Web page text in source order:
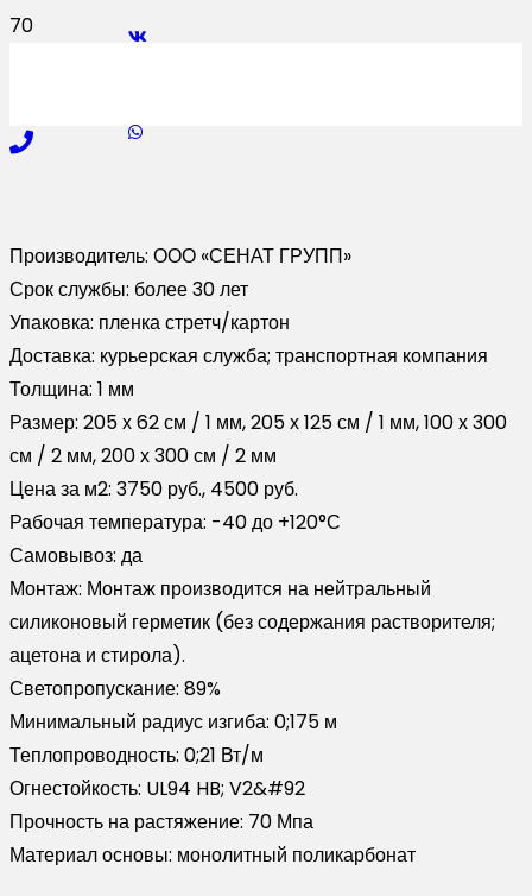
Производитель: ООО «СЕНАТ ГРУПП»
Срок службы: более 30 лет
Упаковка: пленка стретч/картон
Доставка: курьерская служба; транспортная компания
Толщина: 1 мм
Размер: 205 х 62 см / 1 мм, 205 х 125 см / 1 мм, 100 х 300
см / 2 мм, 200 х 300 см / 2 мм
Цена за м2: 3750 руб., 4500 руб.
Рабочая температура: -40 до +120°С
Самовывоз: да
Монтаж: Монтаж производится на нейтральный
силиконовый герметик (без содержания растворителя;
ацетона и стирола).
Светопропускание: 89%
Минимальный радиус изгиба: 0;175 м
Теплопроводность: 0;21 Вт/м
Огнестойкость: UL94 HB; V2&#92
Прочность на растяжение: 70 Мпа
Материал основы: монолитный поликарбонат